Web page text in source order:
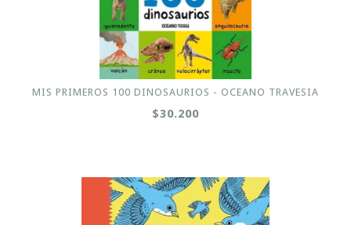
MIS PRIMEROS 100 DINOSAURIOS - OCEANO TRAVESIA
$30.200